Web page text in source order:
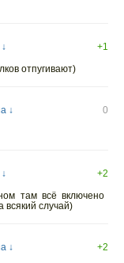
+1
отпугивают)
↓
0
+2
там всё включено
всякий случай)
↓
+2